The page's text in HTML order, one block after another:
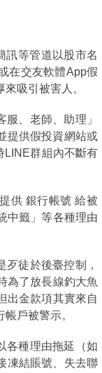
訊等管道以股市名
在交友軟體App假
吸引被害人。
、老師、助理」
提供假投資網站或
LINE群組內不斷有
供 銀行帳號 給被
中籤」等各種理由
徒於後臺控制，
為了放長線釣大魚
出金款項其實來自
戶被警示。
各種理由拖延（如
凍結賬號、失去聯